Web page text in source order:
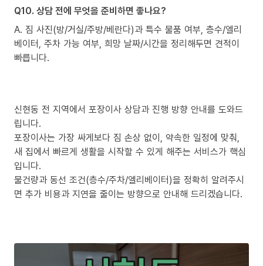
Q10. 상담 전에 무엇을 준비하면 좋나요?
A. 짐 사진(방/거실/주방/베란다)과 특수 물품 여부, 층수/엘리
베이터, 주차 가능 여부, 희망 날짜/시간을 정리해두면 견적이
빠릅니다.
신현동 전 지역에서 포장이사 상담과 진행 방향 안내를 도와드
립니다.
포장이사는 가장 싸게보다 짐 손상 없이, 약속한 일정에 맞춰,
새 집에서 빠르게 생활을 시작할 수 있게 해주는 서비스가 핵심
입니다.
물건량과 동선 조건(층수/주차/엘리베이터)을 정확히 알려주시
면 추가 비용과 지연을 줄이는 방향으로 안내해 드리겠습니다.